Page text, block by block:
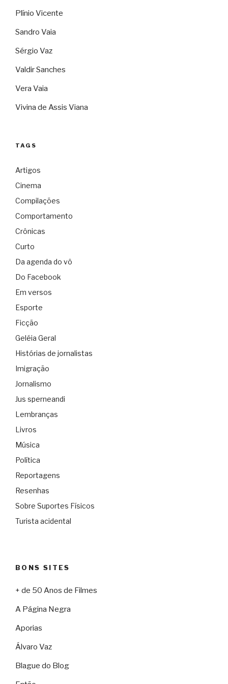
Plínio Vicente
Sandro Vaia
Sérgio Vaz
Valdir Sanches
Vera Vaia
Vivina de Assis Viana
TAGS
Artigos
Cinema
Compilações
Comportamento
Crônicas
Curto
Da agenda do vô
Do Facebook
Em versos
Esporte
Ficção
Geléia Geral
Histórias de jornalistas
Imigração
Jornalismo
Jus sperneandi
Lembranças
Livros
Música
Política
Reportagens
Resenhas
Sobre Suportes Físicos
Turista acidental
BONS SITES
+ de 50 Anos de Filmes
A Página Negra
Aporias
Álvaro Vaz
Blague do Blog